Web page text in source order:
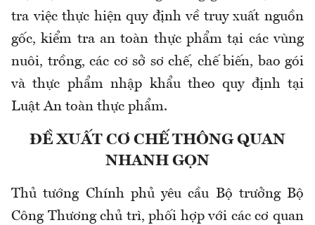
tra việc thực hiện quy định về truy xuất nguồn
gốc, kiểm tra an toàn thực phẩm tại các vùng
nuôi, trồng, các cơ sở sơ chế, chế biến, bao gói
và thực phẩm nhập khẩu theo quy định tại
Luật An toàn thực phẩm.
ĐỀ XUẤT CƠ CHẾ THÔNG QUAN
NHANH GỌN
Thủ tướng Chính phủ yêu cầu Bộ trưởng Bộ
Công Thương chủ trì, phối hợp với các cơ quan